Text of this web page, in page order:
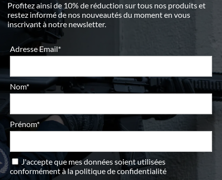
Profitez ainsi de 10% de réduction sur tous nos produits et
restez informé de nos nouveautés du moment en vous
inscrivant à notre newsletter.
Adresse Email*
Nom*
Prénom*
J'accepte que mes données soient utilisées
conformément àla politique de confidentialité